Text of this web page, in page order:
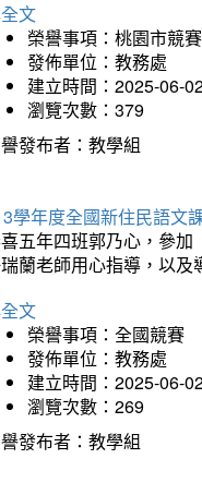
文
榮譽事項：桃園市競賽
發佈單位：教務處
建立時間：2025-06-
瀏覽次數：379
發布者：教學組
學年度全國新住民語文
五年四班郭乃心，參
蘭老師用心指導，以及
文
榮譽事項：全國競賽
發佈單位：教務處
建立時間：2025-06-
瀏覽次數：269
發布者：教學組